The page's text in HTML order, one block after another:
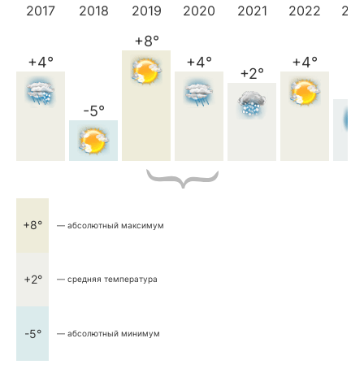
2017
+4°
2018
-5°
2019
+8°
2020
+4°
2021
+2°
2022
+4°
+8° — абсолютный максимум
+2° — средняя температура
-5° — абсолютный минимум